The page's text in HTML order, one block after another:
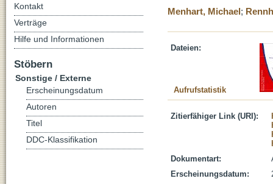
Menhart, Michael;
Dateien:
Aufrufstatistik
Zitierfähiger Link (URI):
Dokumentart:
Erscheinungsdatum:
Kontakt
Verträge
Hilfe und Informationen
Stöbern
Sonstige / Externe
Erscheinungsdatum
Autoren
Titel
DDC-Klassifikation